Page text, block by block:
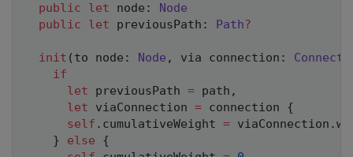
public
let node :
Node
public
let previousPath : Path?
init ( to node : Node , via connection :
if
let previousPath = path ,
let viaConnection = connection {
self . cumulativeWeight = viaConnection .
}
else
{